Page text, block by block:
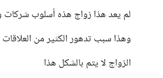
لم يعد هذا زواج هذه أسلوب شركات
وهذا سبب تدهور الكثير من العلاقات
الزواج لا يتم بالشكل هذا